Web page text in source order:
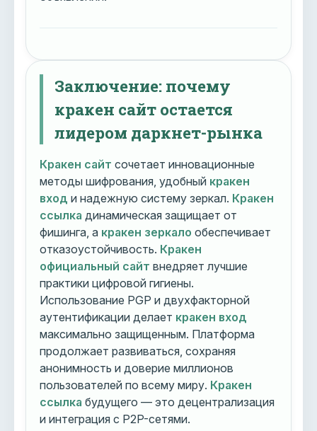
Заключение: почему
кракен сайт остается
лидером даркнет-рынка
Кракен сайт сочетает инновационные
методы шифрования, удобный кракен
вход и надежную систему зеркал. Кракен
ссылка динамическая защищает от
фишинга, а кракен зеркало обеспечивает
отказоустойчивость. Кракен
официальный сайт внедряет лучшие
практики цифровой гигиены.
Использование PGP и двухфакторной
аутентификации делает кракен вход
максимально защищенным. Платформа
продолжает развиваться, сохраняя
анонимность и доверие миллионов
пользователей по всему миру. Кракен
ссылка будущего — это децентрализация
и интеграция с P2P-сетями.